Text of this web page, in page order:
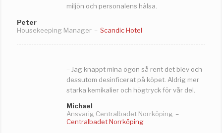
miljön och personalens hälsa.
Peter
Housekeeping Manager – Scandic Hotel
– Jag knappt mina ögon så rent det blev och
dessutom desinficerat på köpet. Aldrig mer
starka kemikalier och högtryck för vår del.
Michael
Ansvarig Centralbadet Norrköping –
Centralbadet Norrköping